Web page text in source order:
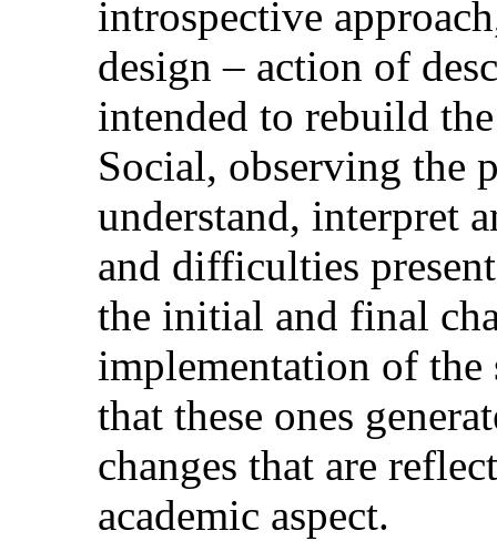
introspective
design – action of
intended to rebuild
Social, observing the
understand, interpret
and difficulties
the initial and final
implementation of the
that these ones
changes that are
academic aspect.